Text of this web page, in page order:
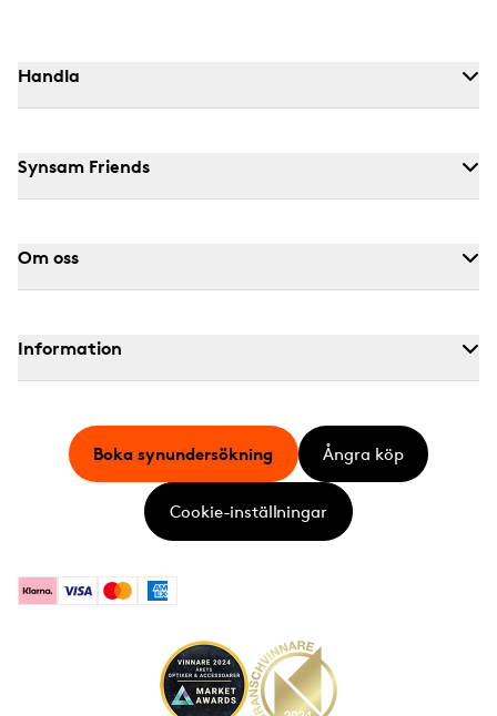
Handla
Synsam Friends
Om oss
Information
KlarnaVisa MastercardAmerican Express
Boka synundersökning Ångra köp
Cookie-inställningar